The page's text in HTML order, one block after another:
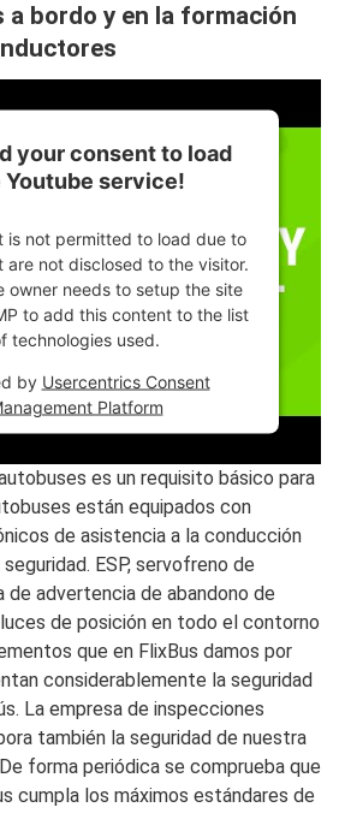
a bordo y en la formación
your consent to load
Youtube service!
is not permitted to load due to
are not disclosed to the visitor.
owner needs to setup the site
to add this content to the list
technologies used.
by Usercentrics Consent
Platform
es un requisito básico para
están equipados con
de asistencia a la conducción
ESP, servofreno de
de advertencia de abandono de
de posición en todo el contorno
que en FlixBus damos por
considerablemente la seguridad
La empresa de inspecciones
también la seguridad de nuestra
forma periódica se comprueba que
cumpla los máximos estándares de